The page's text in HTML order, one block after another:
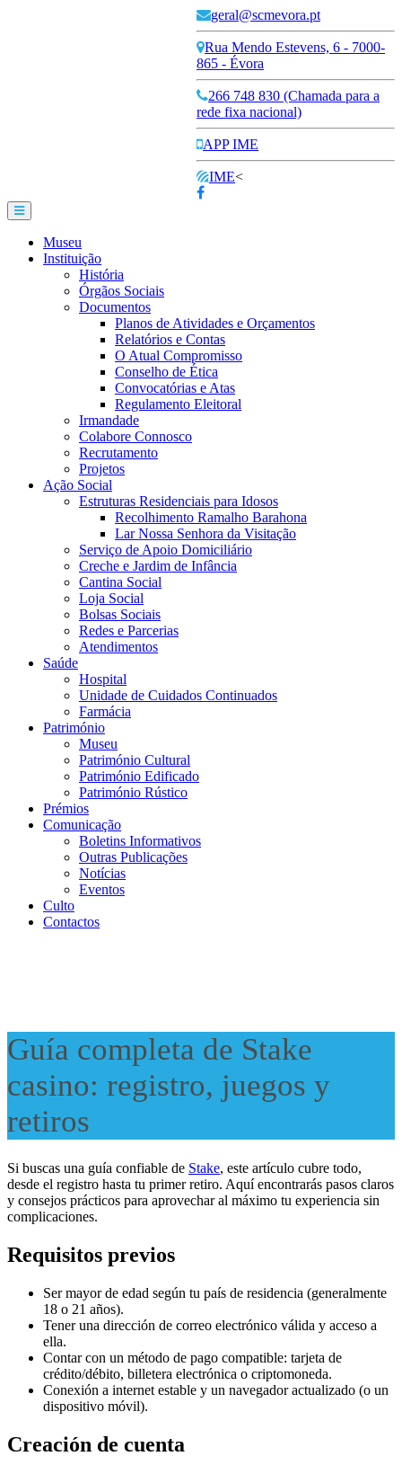
geral@scmevora.pt
Rua Mendo Estevens, 6 - 7000-
865 - Évora
266 748 830 (Chamada para a
rede fixa nacional)
APP IME
IME<
Museu
Instituição
História
Órgãos Sociais
Documentos
Planos de Atividades e Orçamentos
Relatórios e Contas
O Atual Compromisso
Conselho de Ética
Convocatórias e Atas
Regulamento Eleitoral
Irmandade
Colabore Connosco
Recrutamento
Projetos
Ação Social
Estruturas Residenciais para Idosos
Recolhimento Ramalho Barahona
Lar Nossa Senhora da Visitação
Serviço de Apoio Domiciliário
Creche e Jardim de Infância
Cantina Social
Loja Social
Bolsas Sociais
Redes e Parcerias
Atendimentos
Saúde
Hospital
Unidade de Cuidados Continuados
Farmácia
Património
Museu
Património Cultural
Património Edificado
Património Rústico
Prémios
Comunicação
Boletins Informativos
Outras Publicações
Notícias
Eventos
Culto
Contactos
Guía completa de Stake
casino: registro, juegos y
retiros
Si buscas una guía confiable de Stake, este artículo cubre todo,
desde el registro hasta tu primer retiro. Aquí encontrarás pasos claros
y consejos prácticos para aprovechar al máximo tu experiencia sin
complicaciones.
Requisitos previos
Ser mayor de edad según tu país de residencia (generalmente
18 o 21 años).
Tener una dirección de correo electrónico válida y acceso a
ella.
Contar con un método de pago compatible: tarjeta de
crédito/débito, billetera electrónica o criptomoneda.
Conexión a internet estable y un navegador actualizado (o un
dispositivo móvil).
Creación de cuenta